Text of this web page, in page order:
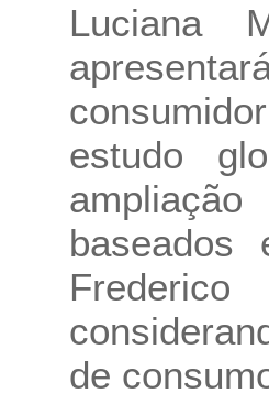
Luciana
estudo
baseados
de